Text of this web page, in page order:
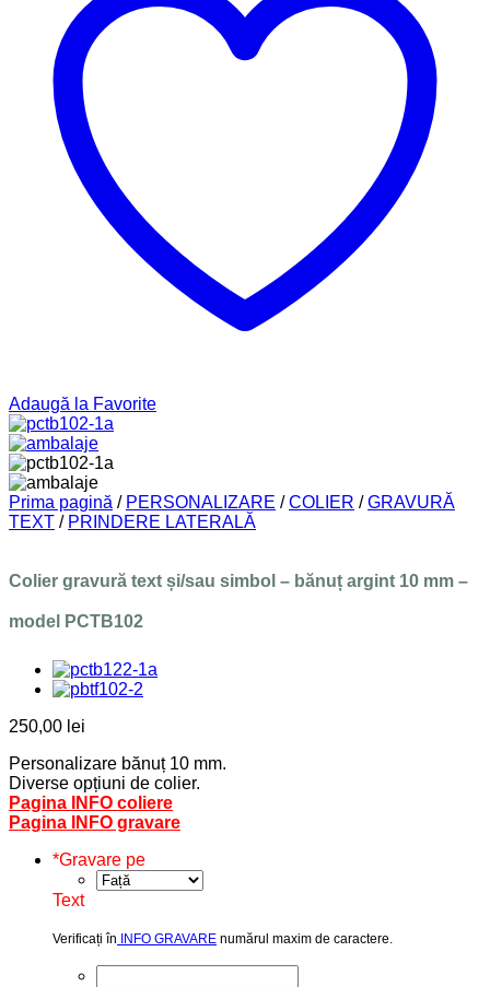
Adaugă la Favorite
Prima pagină / PERSONALIZARE / COLIER / GRAVURĂ
TEXT / PRINDERE LATERALĂ
Colier gravură text și/sau simbol – bănuț argint 10 mm –
model PCTB102
250,00 lei
Personalizare bănuț 10 mm.
Diverse opțiuni de colier.
Pagina INFO coliere
Pagina INFO gravare
*Gravare pe
Text
Verificați în INFO GRAVARE numărul maxim de caractere.